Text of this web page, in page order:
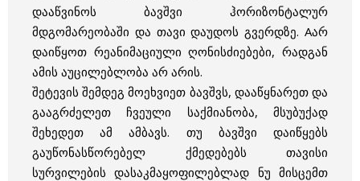
დააწვინოს ბავშვი ჰორიზონტალურ
მდგომარეობაში და თავი დაუდოს გვერდზე. Aარ
დაიწყოთ რეანიმაციული ღონისძიებები, რადგან
ამის აუცილებლობა არ არის.
შეტევის შემდეგ მოეხვიეთ ბავშვს, დააწყნარეთ და
გააგრძელეთ ჩვეული საქმიანობა, მსუბუქად
შეხედეთ ამ ამბავს. თუ ბავშვი დაიწყებს
გაუწონასწორებელ ქმედებებს თავისი
სურვილების დასაკმაყოფილებლად ნუ მისცემთ